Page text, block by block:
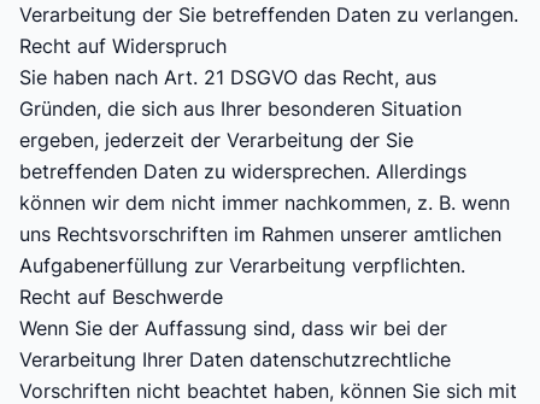
Verarbeitung der Sie betreffenden Daten zu verlangen.
Recht auf Widerspruch
Sie haben nach Art. 21 DSGVO das Recht, aus
Gründen, die sich aus Ihrer besonderen Situation
ergeben, jederzeit der Verarbeitung der Sie
betreffenden Daten zu widersprechen. Allerdings
können wir dem nicht immer nachkommen, z. B. wenn
uns Rechtsvorschriften im Rahmen unserer amtlichen
Aufgabenerfüllung zur Verarbeitung verpflichten.
Recht auf Beschwerde
Wenn Sie der Auffassung sind, dass wir bei der
Verarbeitung Ihrer Daten datenschutzrechtliche
Vorschriften nicht beachtet haben, können Sie sich mit